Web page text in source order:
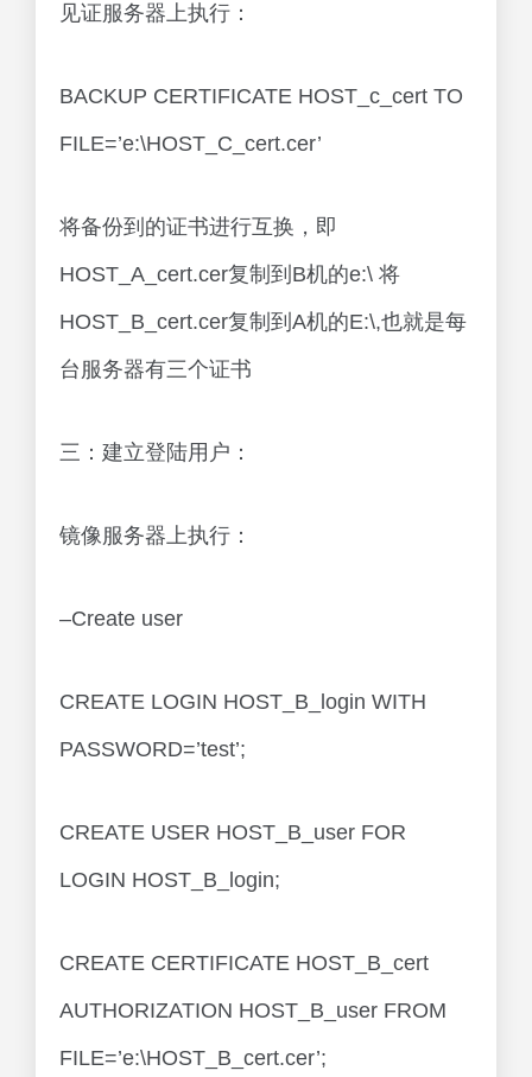
见证服务器上执行：
BACKUP CERTIFICATE HOST_c_cert TO
FILE=’e:\HOST_C_cert.cer’
将备份到的证书进行互换，即
HOST_A_cert.cer复制到B机的e:\ 将
HOST_B_cert.cer复制到A机的E:\,也就是每
台服务器有三个证书
三：建立登陆用户：
镜像服务器上执行：
–Create user
CREATE LOGIN HOST_B_login WITH
PASSWORD=’test’;
CREATE USER HOST_B_user FOR
LOGIN HOST_B_login;
CREATE CERTIFICATE HOST_B_cert
AUTHORIZATION HOST_B_user FROM
FILE=’e:\HOST_B_cert.cer’;